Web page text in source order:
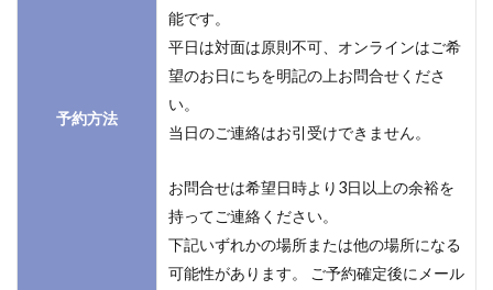
予約方法
能です。
平日は対面は原則不可、オンラインはご希
望のお日にちを明記の上お問合せくださ
い。
当日のご連絡はお引受けできません。
お問合せは希望日時より3日以上の余裕を
持ってご連絡ください。
下記いずれかの場所または他の場所になる
可能性があります。 ご予約確定後にメール